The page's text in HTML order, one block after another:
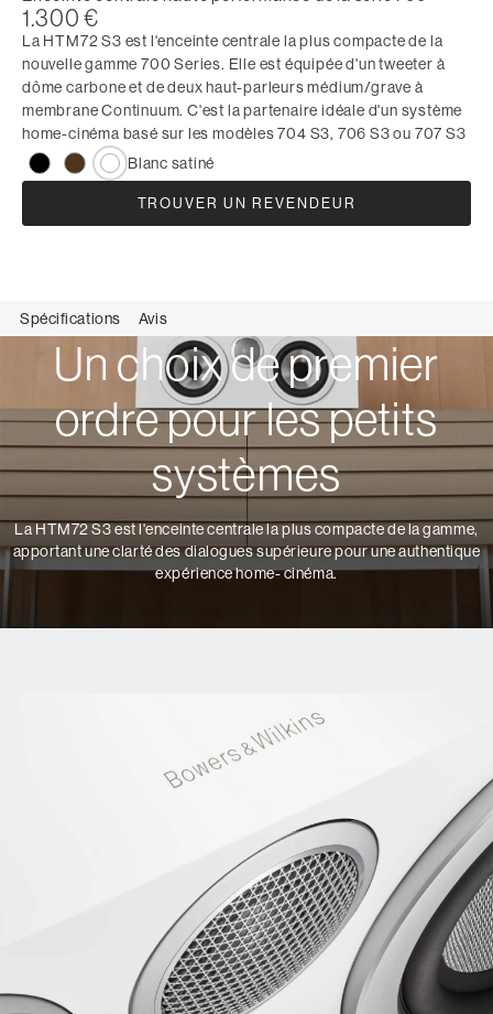
1.300 €
La HTM72 S3 est l'enceinte centrale la plus compacte de la
nouvelle gamme 700 Series. Elle est équipée d'un tweeter à
dôme carbone et de deux haut-parleurs médium/grave à
membrane Continuum. C'est la partenaire idéale d'un système
home-cinéma basé sur les modèles 704 S3, 706 S3 ou 707 S3
Blanc satiné
TROUVER UN REVENDEUR
Spécifications Avis
Un choix de premier
ordre pour les petits
systèmes
La HTM72 S3 est l'enceinte centrale la plus compacte de la gamme,
apportant une clarté des dialogues supérieure pour une authentique
expérience home- cinéma.